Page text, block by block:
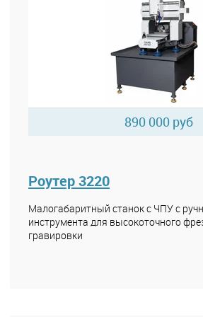
890 000 руб
Роутер 3220
Малогабаритный станок с ЧПУ с
инструмента для высокоточного
гравировки